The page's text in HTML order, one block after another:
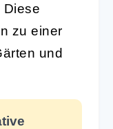
Diese
zu einer
und